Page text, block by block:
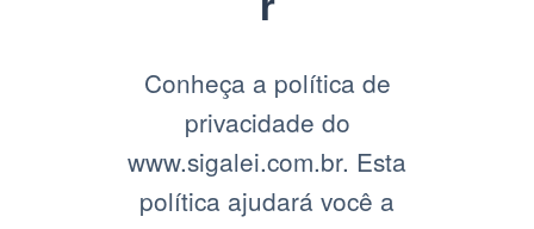
Conheça a política de
privacidade do
www.sigalei.com.br. Esta
política ajudará você a